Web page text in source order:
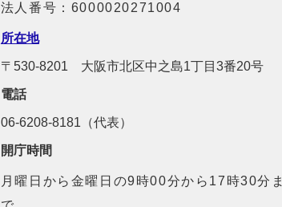
法人番号：6000020271004
所在地
〒530-8201 大阪市北区中之島1丁目3番20号
電話
06-6208-8181（代表）
開庁時間
月曜日から金曜日の9時00分から17時30分ま